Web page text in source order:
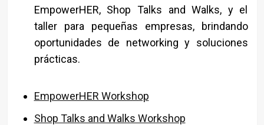
EmpowerHER, Shop Talks and Walks, y el
taller para pequeñas empresas, brindando
oportunidades de networking y soluciones
prácticas.
EmpowerHER Workshop
Shop Talks and Walks Workshop